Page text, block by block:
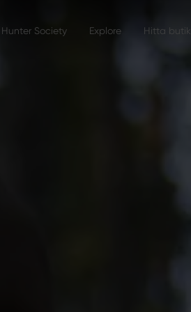
Hunter Society Explore Hitta butik